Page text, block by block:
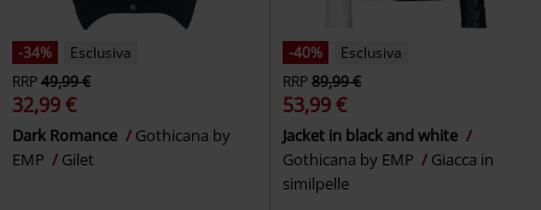
-34%
Esclusiva
RRP49,99 €
32,99 €
Dark Romance
Gothicana by
EMP
Gilet
-40%
Esclusiva
RRP89,99 €
53,99 €
Jacket in black and white
Gothicana by EMP
Giacca in
similpelle